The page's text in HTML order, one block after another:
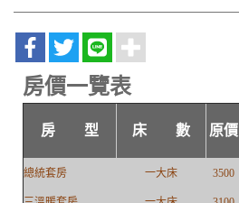
房價一覽表
房 型 床 數 原價
總統套房 一大床 3500